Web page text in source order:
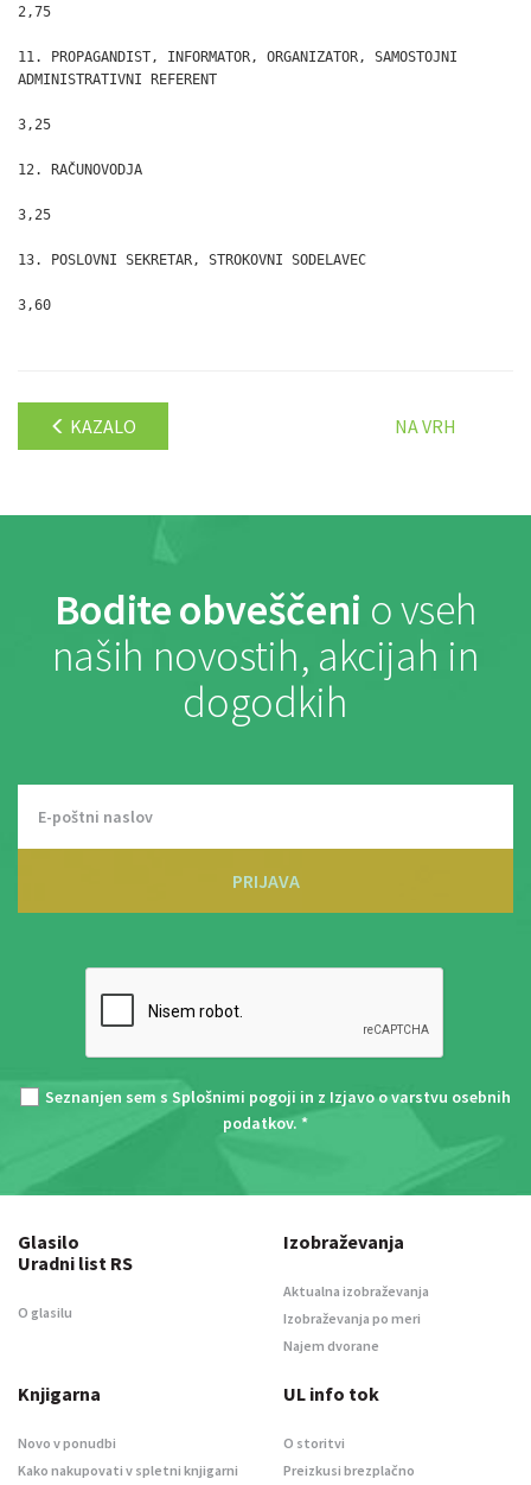
2,75
11. PROPAGANDIST, INFORMATOR, ORGANIZATOR, SAMOSTOJNI
ADMINISTRATIVNI REFERENT
3,25
12. RAČUNOVODJA
3,25
13. POSLOVNI SEKRETAR, STROKOVNI SODELAVEC
3,60
KAZALO NA VRH
Bodite obveščeni o vseh
naših novostih, akcijah in
dogodkih
PRIJAVA
Seznanjen sem s Splošnimi pogoji in z Izjavo o varstvu osebnih
podatkov. *
Glasilo
Uradni list RS
O glasilu
Izobraževanja
Aktualna izobraževanja
Izobraževanja po meri
Najem dvorane
Knjigarna
Novo v ponudbi
Kako nakupovati v spletni knjigarni
UL info tok
O storitvi
Preizkusi brezplačno